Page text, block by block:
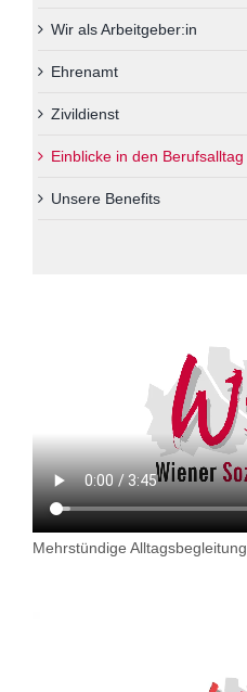
Über uns
Information in English
Wir als Arbeitgeber:in
Ehrenamt
Zivildienst
Einblicke in den Berufsalltag
Unsere Benefits
Mehrstündige Alltagsbegleitung